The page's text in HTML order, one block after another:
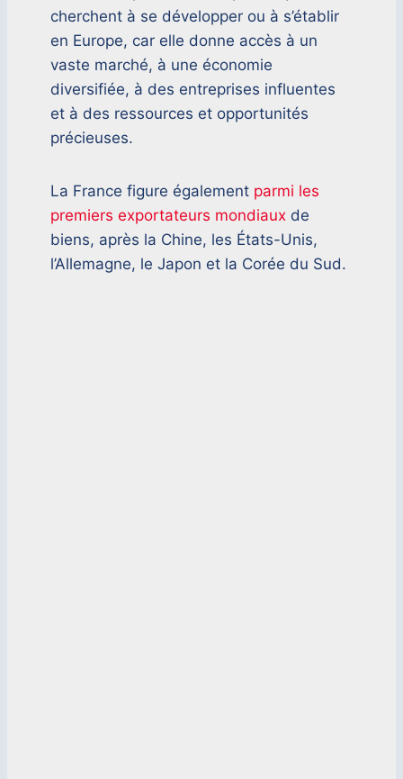
cherchent à se développer ou à s’établir
en Europe, car elle donne accès à un
vaste marché, à une économie
diversifiée, à des entreprises influentes
et à des ressources et opportunités
précieuses.
La France figure également parmi les
premiers exportateurs mondiaux de
biens, après la Chine, les États-Unis,
l’Allemagne, le Japon et la Corée du Sud.